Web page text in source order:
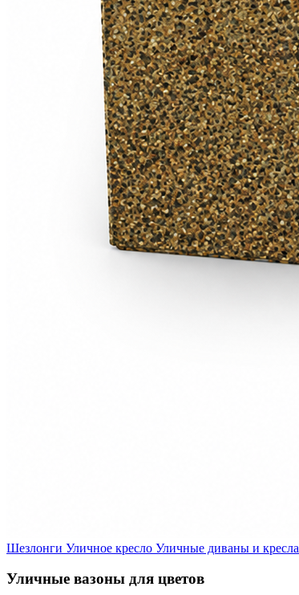
Шезлонги Уличное кресло Уличные диваны и кресла
Уличные вазоны для цветов